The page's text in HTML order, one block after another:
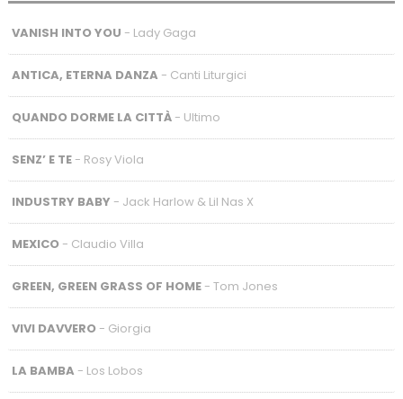
VANISH INTO YOU - Lady Gaga
ANTICA, ETERNA DANZA - Canti Liturgici
QUANDO DORME LA CITTÀ- Ultimo
SENZ’ E TE- Rosy Viola
INDUSTRY BABY - Jack Harlow & Lil Nas X
MEXICO- Claudio Villa
GREEN, GREEN GRASS OF HOME- Tom Jones
VIVI DAVVERO- Giorgia
LA BAMBA - Los Lobos